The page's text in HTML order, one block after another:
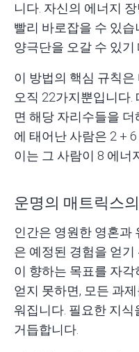
니다. 자신의 에너지
빨리 바로잡을 수 있
양극단을 오갈 수 있기
이 방법의 핵심 규칙
오직 22가지뿐입니다.
면 해당 자리수들을
에 태어난 사람은 2 +
이는 그 사람이 8 에너
운명의 매트릭스
인간은 영원한 영혼과
은 예정된 경험을 얻기
이 향하는 목표를 자
얻지 못하면, 모든 과
워집니다. 필요한 지
거듭합니다.